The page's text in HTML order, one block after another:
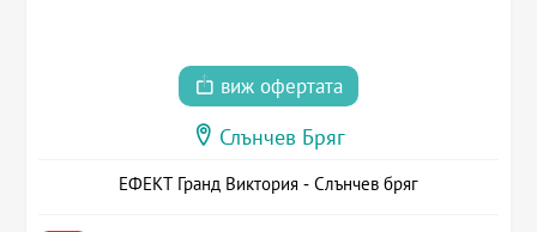
виж офертата
Слънчев Бряг
ЕФЕКТ Гранд Виктория - Слънчев бряг